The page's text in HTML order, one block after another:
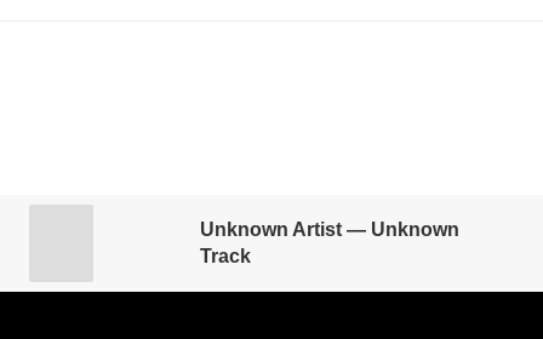
Unknown Artist — Unknown
Track